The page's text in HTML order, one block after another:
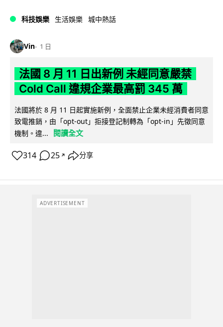
科技娛樂 生活娛樂 城中熱話
Vin 1 日
法國 8 月 11 日出新例 未經同意嚴禁
Cold Call 違規企業最高罰 345 萬
法國將於 8 月 11 日起實施新例，全面禁止企業未經消費者同意
致電推銷，由「opt-out」拒接登記制轉為「opt-in」先徵同意
機制。違...
閱讀全文
314 25 ↗ 分享
ADVERTISEMENT